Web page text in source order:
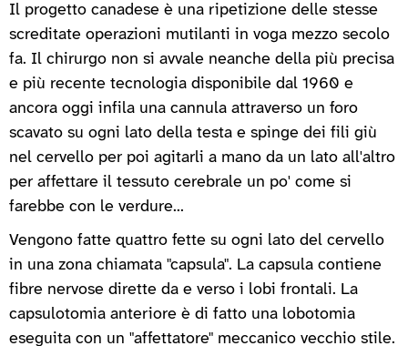
Il progetto canadese è una ripetizione delle stesse
screditate operazioni mutilanti in voga mezzo secolo
fa. Il chirurgo non si avvale neanche della più precisa
e più recente tecnologia disponibile dal 1960 e
ancora oggi infila una cannula attraverso un foro
scavato su ogni lato della testa e spinge dei fili giù
nel cervello per poi agitarli a mano da un lato all'altro
per affettare il tessuto cerebrale un po' come si
farebbe con le verdure...
Vengono fatte quattro fette su ogni lato del cervello
in una zona chiamata "capsula". La capsula contiene
fibre nervose dirette da e verso i lobi frontali. La
capsulotomia anteriore è di fatto una lobotomia
eseguita con un "affettatore" meccanico vecchio stile.